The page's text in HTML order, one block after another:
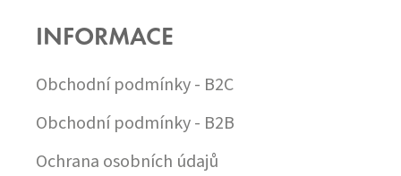
INFORMACE
Obchodní podmínky - B2C
Obchodní podmínky - B2B
Ochrana osobních údajů